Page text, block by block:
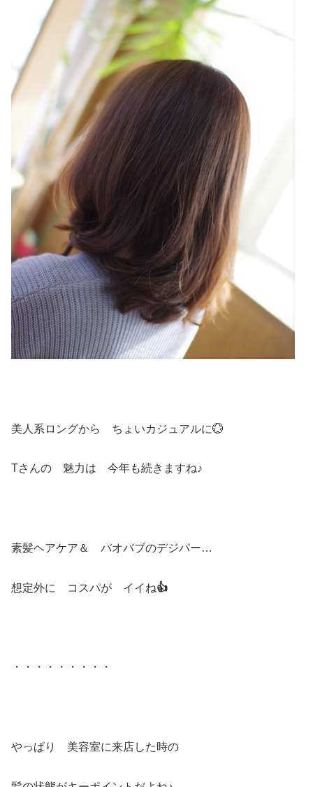
美人系ロングから ちょいカジュアルに💮
Tさんの 魅力は 今年も続きますね♪
素髪ヘアケア＆ バオバブのデジパー…
想定外に コスパが イイね👍
・・・・・・・・・
やっぱり 美容室に来店した時の